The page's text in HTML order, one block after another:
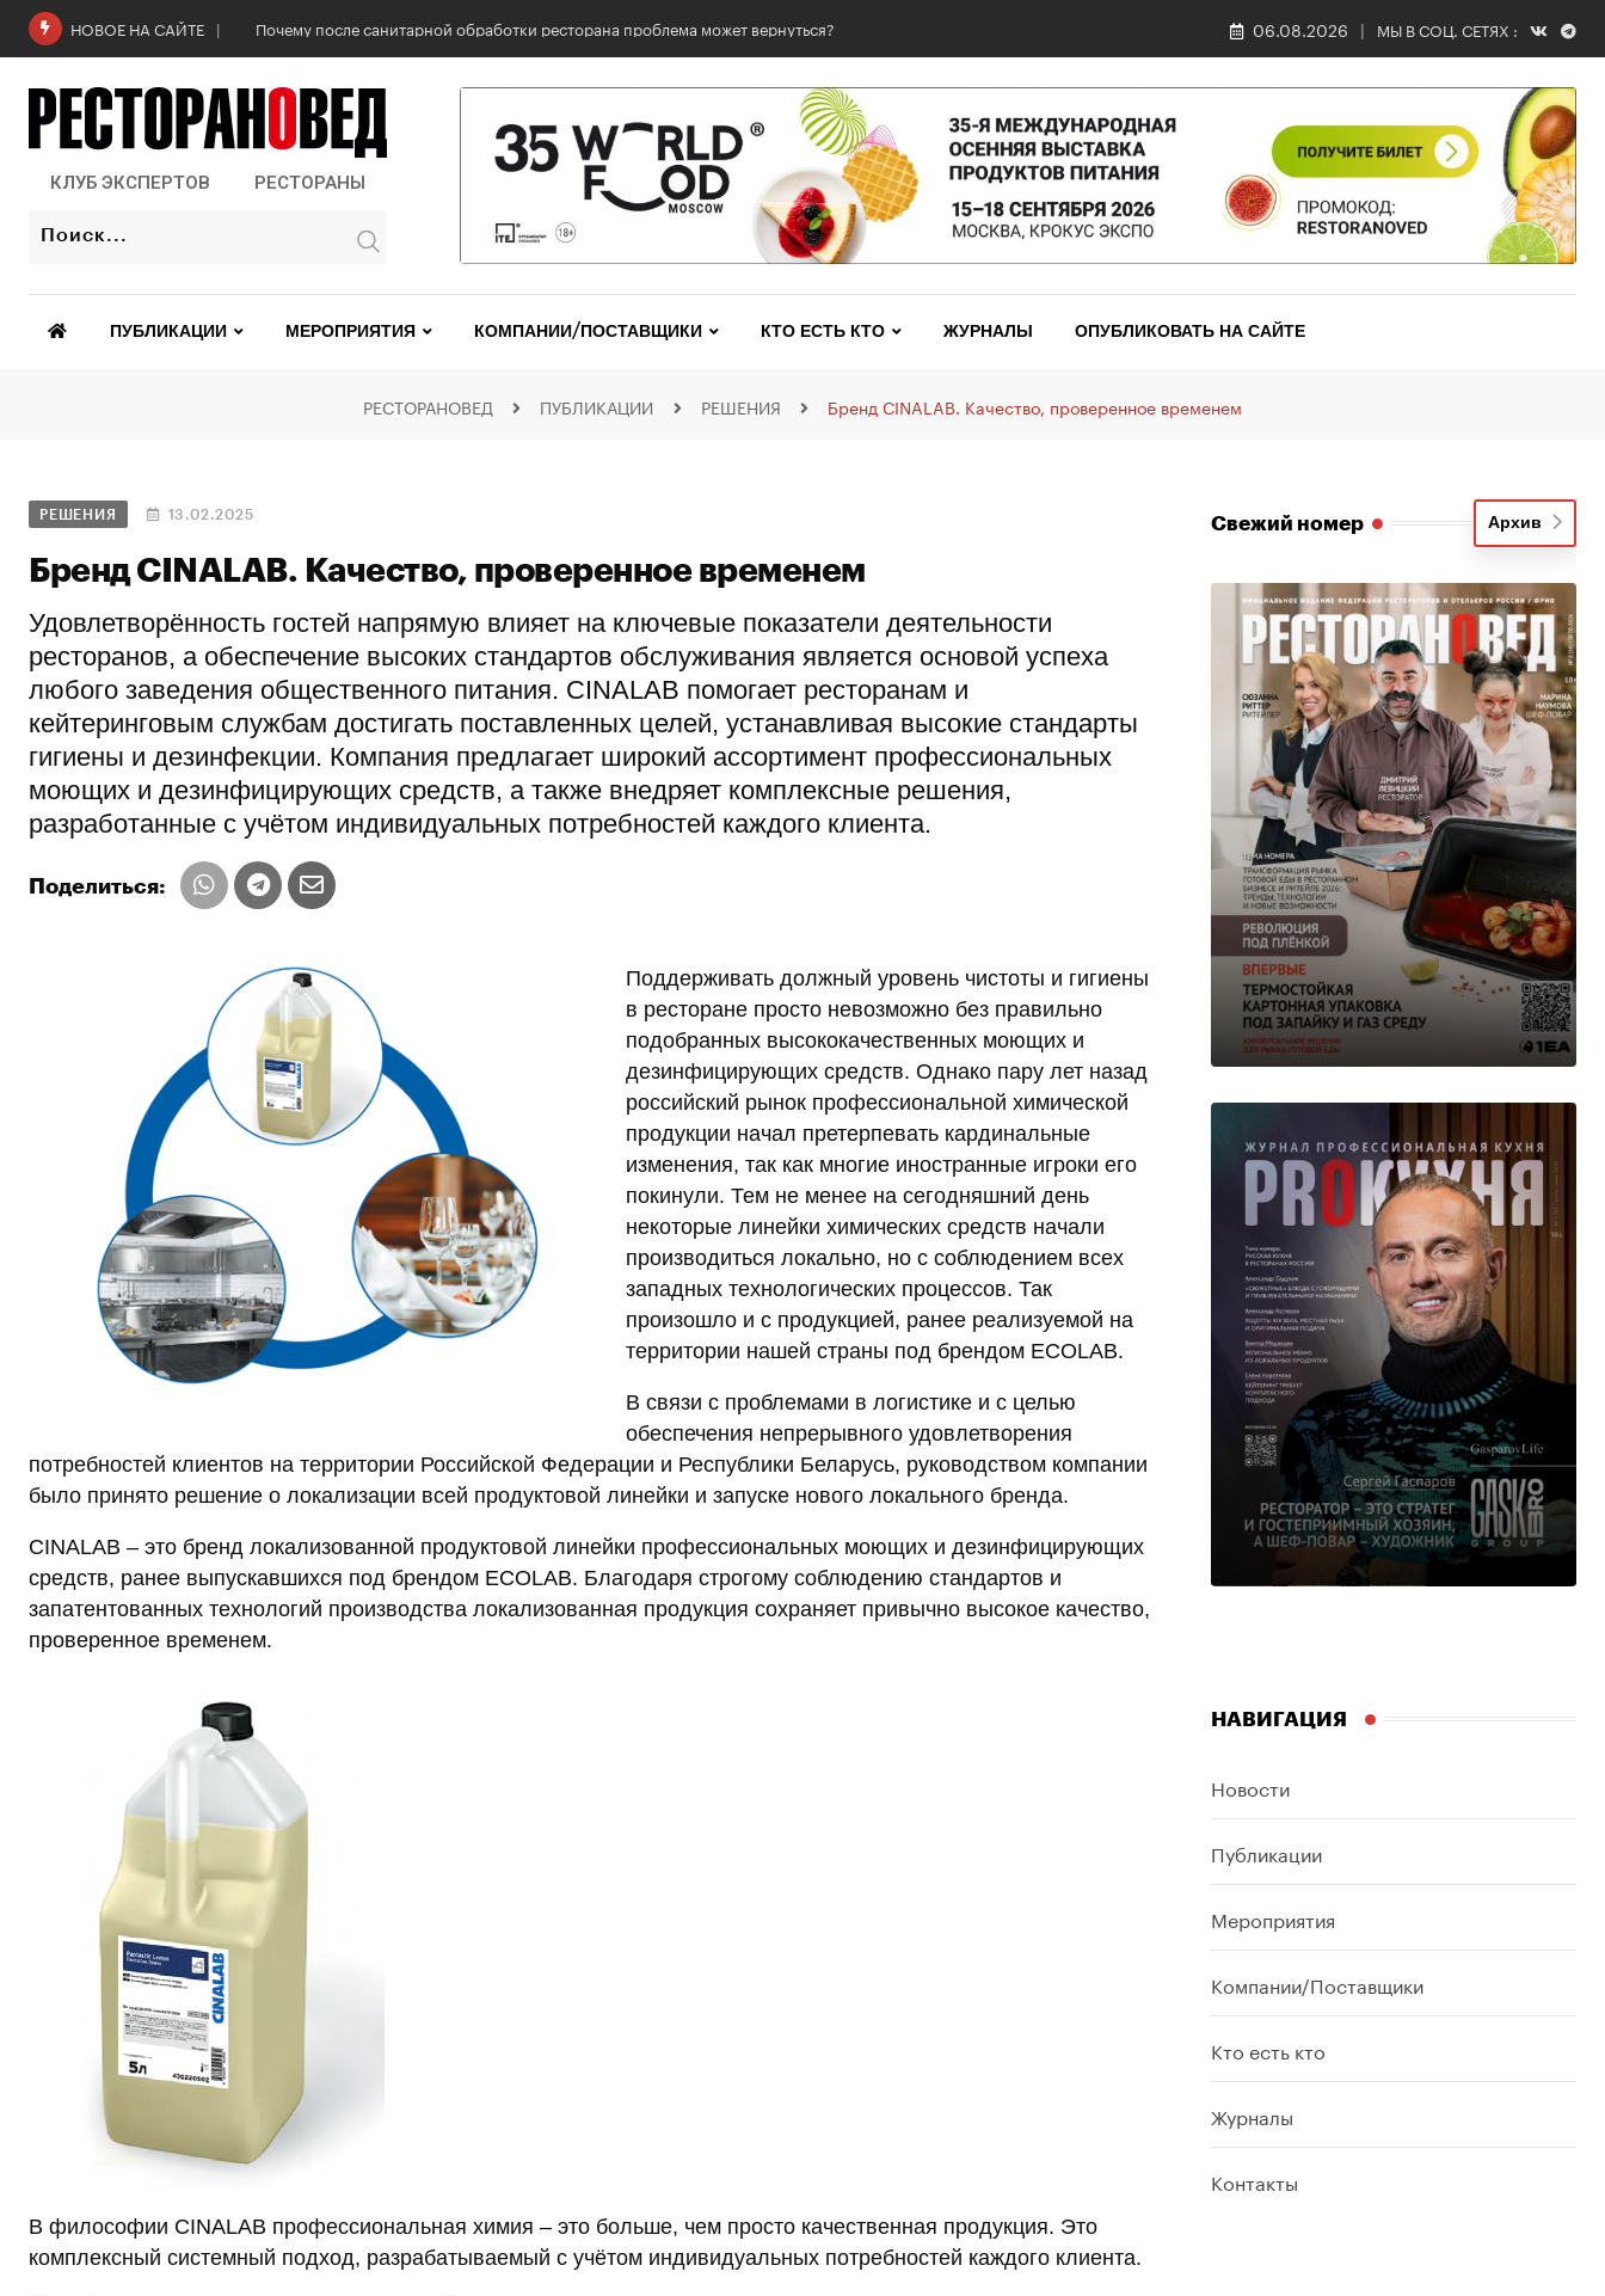
НОВОЕ НА САЙТЕ Почему после санитарной обработки ресторана проблема может вернуться? 06.08.2026 МЫ В СОЦ. СЕТЯХ :
КЛУБ ЭКСПЕРТОВ РЕСТОРАНЫ
ПУБЛИКАЦИИ МЕРОПРИЯТИЯ КОМПАНИИ/ПОСТАВЩИКИ КТО ЕСТЬ КТО ЖУРНАЛЫ ОПУБЛИКОВАТЬ НА САЙТЕ
РЕСТОРАНОВЕД ПУБЛИКАЦИИ РЕШЕНИЯ Бренд CINALAB. Качество, проверенное временем
РЕШЕНИЯ 13.02.2025
Бренд CINALAB. Качество, проверенное временем
Удовлетворённость гостей напрямую влияет на ключевые показатели деятельности
ресторанов, а обеспечение высоких стандартов обслуживания является основой успеха
любого заведения общественного питания. CINALAB помогает ресторанам и
кейтеринговым службам достигать поставленных целей, устанавливая высокие стандарты
гигиены и дезинфекции. Компания предлагает широкий ассортимент профессиональных
моющих и дезинфицирующих средств, а также внедряет комплексные решения,
разработанные с учётом индивидуальных потребностей каждого клиента.
Поделиться:
Поддерживать должный уровень чистоты и гигиены
в ресторане просто невозможно без правильно
подобранных высококачественных моющих и
дезинфицирующих средств. Однако пару лет назад
российский рынок профессиональной химической
продукции начал претерпевать кардинальные
изменения, так как многие иностранные игроки его
покинули. Тем не менее на сегодняшний день
некоторые линейки химических средств начали
производиться локально, но с соблюдением всех
западных технологических процессов. Так
произошло и с продукцией, ранее реализуемой на
территории нашей страны под брендом ECOLAB.
В связи с проблемами в логистике и с целью
обеспечения непрерывного удовлетворения
потребностей клиентов на территории Российской Федерации и Республики Беларусь, руководством компании
было принято решение о локализации всей продуктовой линейки и запуске нового локального бренда.
CINALAB – это бренд локализованной продуктовой линейки профессиональных моющих и дезинфицирующих
средств, ранее выпускавшихся под брендом ECOLAB. Благодаря строгому соблюдению стандартов и
запатентованных технологий производства локализованная продукция сохраняет привычно высокое качество,
проверенное временем.
В философии CINALAB профессиональная химия – это больше, чем просто качественная продукция. Это
комплексный системный подход, разрабатываемый с учётом индивидуальных потребностей каждого клиента.
Свежий номер Архив
НАВИГАЦИЯ
Новости
Публикации
Мероприятия
Компании/Поставщики
Кто есть кто
Журналы
Контакты